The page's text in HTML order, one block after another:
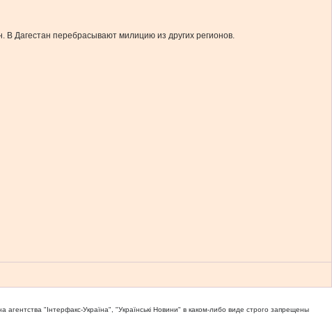
Дагестан перебрасывают милицию из других регионов.
"Iнтерфакс-Україна", "Українськi Новини" в каком-либо виде строго запрещены